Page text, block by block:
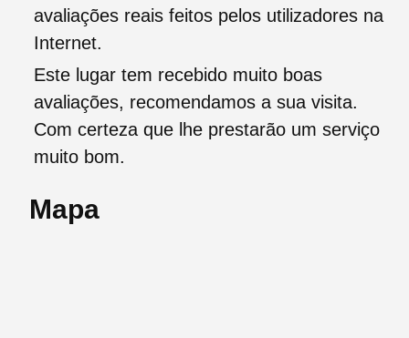
avaliações reais feitos pelos utilizadores na
Internet.
Este lugar tem recebido muito boas
avaliações, recomendamos a sua visita.
Com certeza que lhe prestarão um serviço
muito bom.
Mapa